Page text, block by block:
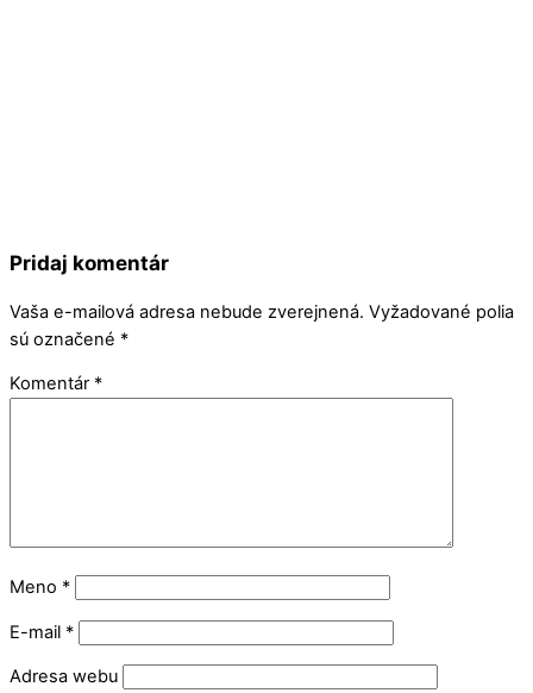
Pridaj komentár
Vaša e-mailová adresa nebude zverejnená. Vyžadované polia
sú označené *
Komentár *
Meno *
E-mail *
Adresa webu